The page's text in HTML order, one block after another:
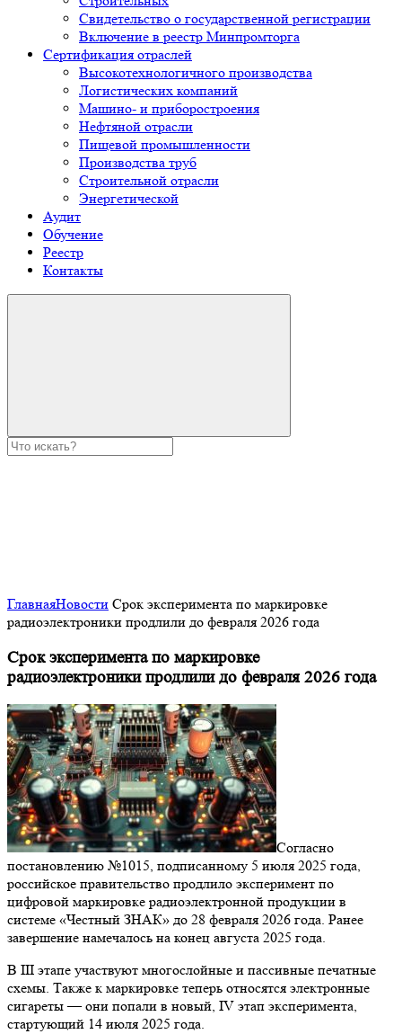
Свидетельство о государственной регистрации
Включение в реестр Минпромторга
Сертификация отраслей
Высокотехнологичного производства
Логистических компаний
Машино- и приборостроения
Нефтяной отрасли
Пищевой промышленности
Производства труб
Строительной отрасли
Энергетической
Аудит
Обучение
Реестр
Контакты
ГлавнаяНовости Срок эксперимента по маркировке
радиоэлектроники продлили до февраля 2026 года
Срок эксперимента по маркировке
радиоэлектроники продлили до февраля 2026 года
Согласно
постановлению №1015, подписанному 5 июля 2025 года,
российское правительство продлило эксперимент по
цифровой маркировке радиоэлектронной продукции в
системе «Честный ЗНАК» до 28 февраля 2026 года. Ранее
завершение намечалось на конец августа 2025 года.
В III этапе участвуют многослойные и пассивные печатные
схемы. Также к маркировке теперь относятся электронные
сигареты — они попали в новый, IV этап эксперимента,
стартующий 14 июля 2025 года.